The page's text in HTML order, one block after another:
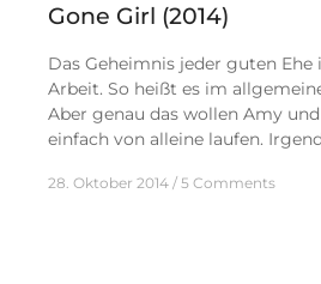
Gone Girl (2014)
Das Geheimnis jeder guten Ehe
Arbeit. So heißt es im
Aber genau das wollen Amy
einfach von alleine laufen.
28. Oktober 2014 5 Comments